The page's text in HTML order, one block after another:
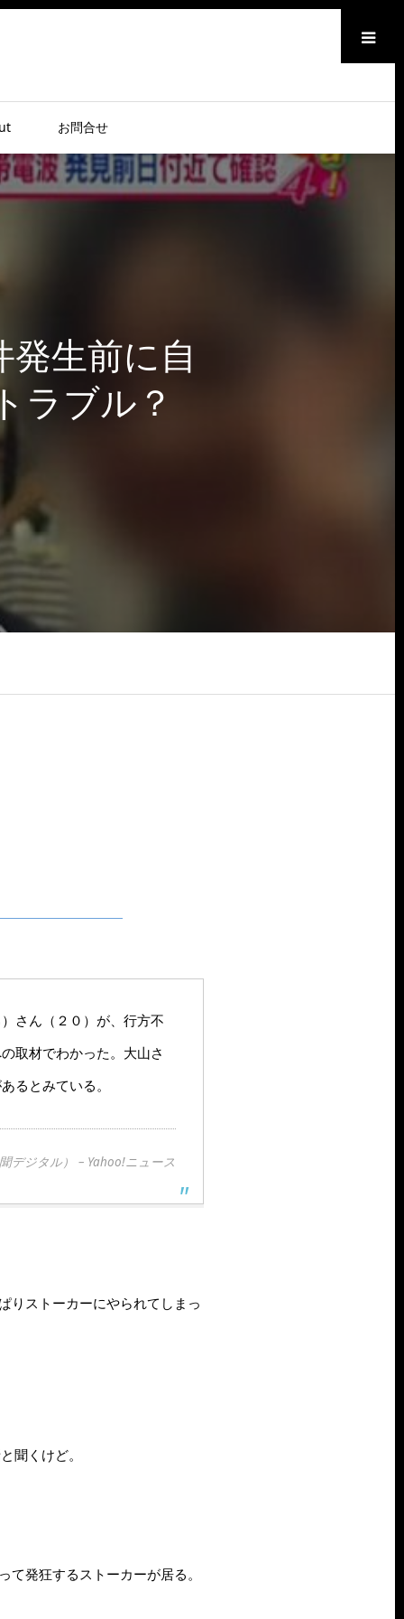
メニュー
お問合せ
生前に自
ラブル？
さん（２０）が、行方不
取材でわかった。大山さ
るとみている。
ジタル） – Yahoo!ニュース
りストーカーにやられてしまっ
聞くけど。
発狂するストーカーが居る。